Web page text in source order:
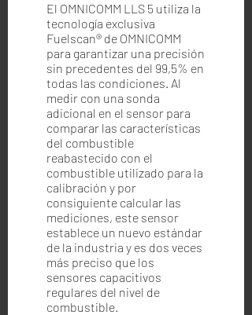
El OMNICOMM LLS 5 utiliza la
tecnología exclusiva
Fuelscan® de OMNICOMM
para garantizar una precisión
sin precedentes del 99,5% en
todas las condiciones. Al
medir con una sonda
adicional en el sensor para
comparar las características
del combustible
reabastecido con el
combustible utilizado para la
calibración y por
consiguiente calcular las
mediciones, este sensor
establece un nuevo estándar
de la industria y es dos veces
más preciso que los
sensores capacitivos
regulares del nivel de
combustible.